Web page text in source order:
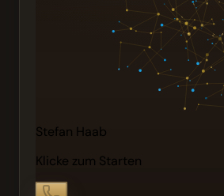
Stefan Haab
Klicke zum Starten